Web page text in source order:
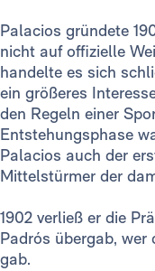
Palacios gründete
nicht auf offizielle
handelte es sich
ein größeres
den Regeln einer
Entstehungsphase
Palacios auch der
Mittelstürmer der
1902 verließ er die
Padrós übergab, wer
gab.